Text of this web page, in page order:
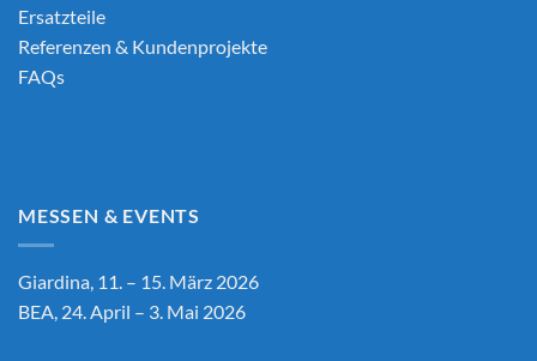
Ersatzteile
Referenzen & Kundenprojekte
FAQs
MESSEN & EVENTS
Giardina, 11. – 15. März 2026
BEA, 24. April – 3. Mai 2026